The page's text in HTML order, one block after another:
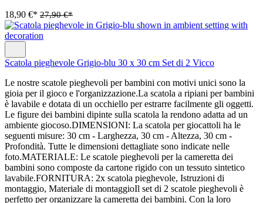
18,90 €* 27,90 €*
Scatola pieghevole Grigio-blu 30 x 30 cm Set di 2 Vicco
Le nostre scatole pieghevoli per bambini con motivi unici sono la
gioia per il gioco e l'organizzazione.La scatola a ripiani per bambini
è lavabile e dotata di un occhiello per estrarre facilmente gli oggetti.
Le figure dei bambini dipinte sulla scatola la rendono adatta ad un
ambiente giocoso.DIMENSIONI: La scatola per giocattoli ha le
seguenti misure: 30 cm - Larghezza, 30 cm - Altezza, 30 cm -
Profondità. Tutte le dimensioni dettagliate sono indicate nelle
foto.MATERIALE: Le scatole pieghevoli per la cameretta dei
bambini sono composte da cartone rigido con un tessuto sintetico
lavabile.FORNITURA: 2x scatola pieghevole, Istruzioni di
montaggio, Materiale di montaggioIl set di 2 scatole pieghevoli è
perfetto per organizzare la cameretta dei bambini. Con la loro